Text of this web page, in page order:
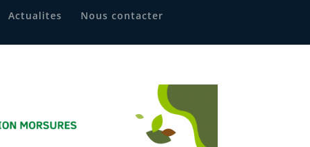
Actualites Nous contacter